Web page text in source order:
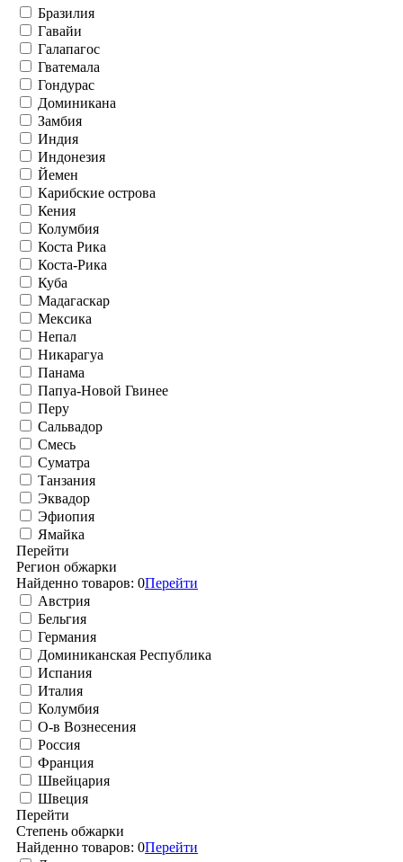
Бразилия
Гавайи
Галапагос
Гватемала
Гондурас
Доминикана
Замбия
Индия
Индонезия
Йемен
Карибские острова
Кения
Колумбия
Коста Рика
Коста-Рика
Куба
Мадагаскар
Мексика
Непал
Никарагуа
Панама
Папуа-Новой Гвинее
Перу
Сальвадор
Смесь
Суматра
Танзания
Эквадор
Эфиопия
Ямайка
Перейти
Регион обжарки
Найденно товаров: 0Перейти
Австрия
Бельгия
Германия
Доминиканская Республика
Испания
Италия
Колумбия
О-в Вознесения
Россия
Франция
Швейцария
Швеция
Перейти
Степень обжарки
Найденно товаров: 0Перейти